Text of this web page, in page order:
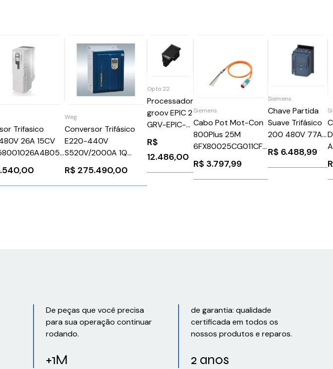
Trifasico
26A 15CV
Weg
Conversor Trifásico
E220-440V
S520V/2000A 1Q
CTW900U2000T05SZ
WEG Weg 12000360
R$ 275.490,00
Opto 22
Processador
groov EPIC 2
GRV-EPIC-
PR2
R$
12.486,00
Siemens
Cabo Pot Mot-Con
800Plus 25M
6FX80025CG011CF0
Siemens 86704
R$ 3.797,99
Siemens
Chave Partida
Suave Trifásico
200 480V 77A
24V
3RW52263AC04
Siemens
R$ 6.488,99
De peças que você precisa
para sua operação continuar
rodando.
+1M
de garantia: qualidade
certificada em todos os
nossos produtos e reparos.
2 anos